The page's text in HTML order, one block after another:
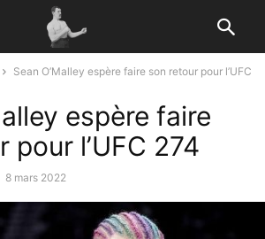
Sean O’Malley espère faire son retour pour l’UFC
espère faire
pour l’UFC 274
8 mars 2022